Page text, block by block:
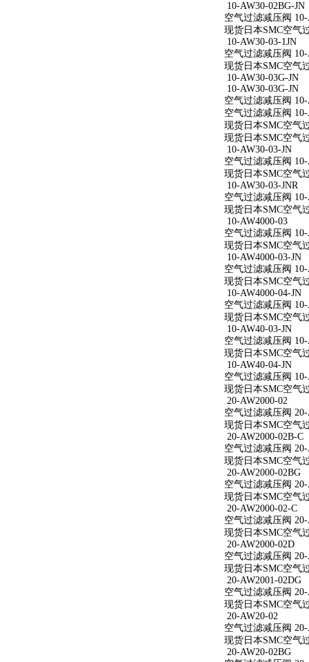
10-AW30-02BG-JN
空气过滤减压阀 10-
现货日本SMC空气
10-AW30-03-1JN
空气过滤减压阀 10-
现货日本SMC空气
10-AW30-03G-JN
10-AW30-03G-JN
空气过滤减压阀 10-
空气过滤减压阀 10-
现货日本SMC空气
现货日本SMC空气
10-AW30-03-JN
空气过滤减压阀 10-
现货日本SMC空气
10-AW30-03-JNR
空气过滤减压阀 10-
现货日本SMC空气
10-AW4000-03
空气过滤减压阀 10-
现货日本SMC空气
10-AW4000-03-JN
空气过滤减压阀 10-
现货日本SMC空气
10-AW4000-04-JN
空气过滤减压阀 10-
现货日本SMC空气
10-AW40-03-JN
空气过滤减压阀 10-
现货日本SMC空气
10-AW40-04-JN
空气过滤减压阀 10-
现货日本SMC空气
20-AW2000-02
空气过滤减压阀 20-
现货日本SMC空气
20-AW2000-02B-C
空气过滤减压阀 20-
现货日本SMC空气
20-AW2000-02BG
空气过滤减压阀 20-
现货日本SMC空气
20-AW2000-02-C
空气过滤减压阀 20-
现货日本SMC空气
20-AW2000-02D
空气过滤减压阀 20-
现货日本SMC空气
20-AW2001-02DG
空气过滤减压阀 20-
现货日本SMC空气
20-AW20-02
空气过滤减压阀 20-
现货日本SMC空气
20-AW20-02BG